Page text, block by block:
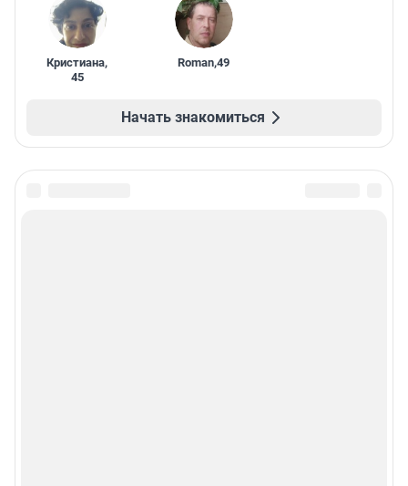
Кристиана,
45
Roman,49
Начать знакомиться